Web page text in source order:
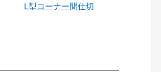
L型コーナー間仕切